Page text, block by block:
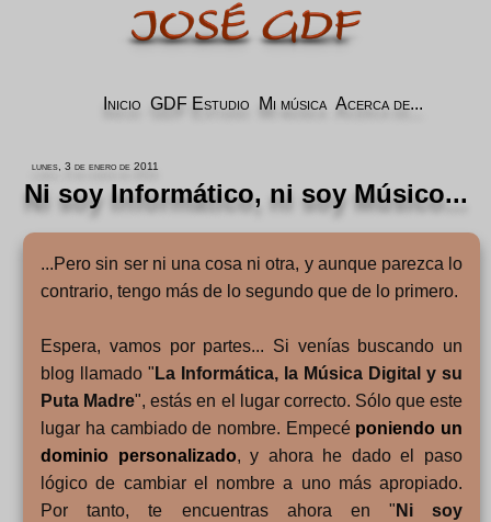
Inicio GDF Estudio Mi música Acerca de...
lunes, 3 de enero de 2011
Ni soy Informático, ni soy Músico...
...Pero sin ser ni una cosa ni otra, y aunque parezca lo
contrario, tengo más de lo segundo que de lo primero.
Espera, vamos por partes... Si venías buscando un
blog llamado " La Informática, la Música Digital y su
Puta Madre", estás en el lugar correcto. Sólo que este
lugar ha cambiado de nombre. Empecé poniendo un
dominio personalizado, y ahora he dado el paso
lógico de cambiar el nombre a uno más apropiado.
Por tanto, te encuentras ahora en " Ni soy